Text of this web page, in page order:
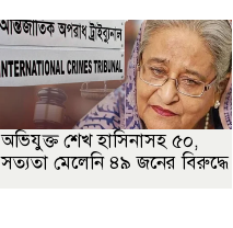
অভিযুক্ত শেখ হাসিনাসহ ৫০,
সত্যতা মেলেনি ৪৯ জনের বিরুদ্ধে